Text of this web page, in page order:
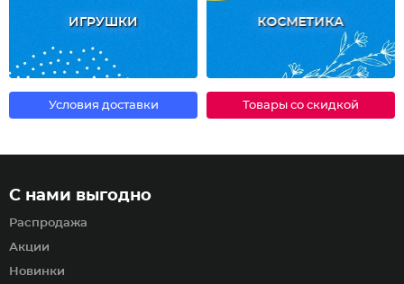
ИГРУШКИ КОСМЕТИКА
Условия доставки Товары со скидкой
С нами выгодно
Распродажа
Акции
Новинки